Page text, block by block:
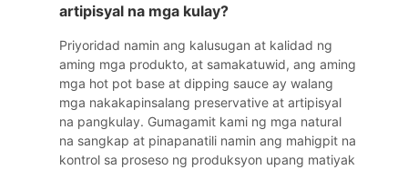
artipisyal na mga kulay?
Priyoridad namin ang kalusugan at kalidad ng
aming mga produkto, at samakatuwid, ang aming
mga hot pot base at dipping sauce ay walang
mga nakakapinsalang preservative at artipisyal
na pangkulay. Gumagamit kami ng mga natural
na sangkap at pinapanatili namin ang mahigpit na
kontrol sa proseso ng produksyon upang matiyak